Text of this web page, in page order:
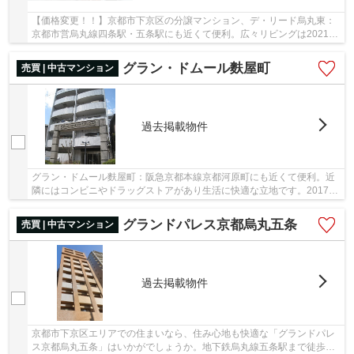
【価格変更！！】京都市下京区の分譲マンション、デ・リード烏丸東：
京都市営烏丸線四条駅・五条駅にも近くて便利。広々リビングは2021年
売買 | 中古マンション
グラン・ドムール麩屋町
過去掲載物件
グラン・ドムール麩屋町：阪急京都本線京都河原町にも近くて便利。近
隣にはコンビニやドラッグストアがあり生活に快適な立地です。2017年
売買 | 中古マンション
グランドパレス京都烏丸五条
過去掲載物件
京都市下京区エリアでの住まいなら、住み心地も快適な「グランドパレ
ス京都烏丸五条」はいかがでしょうか。地下鉄烏丸線五条駅まで徒歩２